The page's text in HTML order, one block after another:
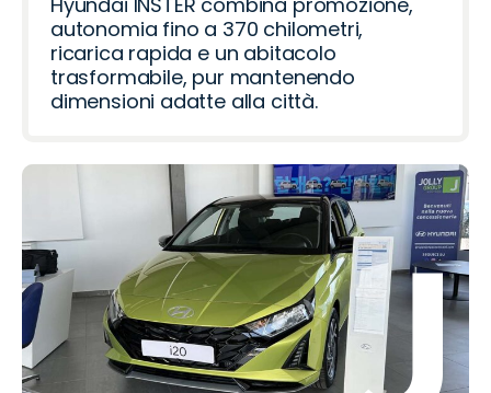
Hyundai Inster: la
piccola elettrica che
Autonomia fino a 370
km
Hyundai INSTER combina promozione,
autonomia fino a 370 chilometri,
ricarica rapida e un abitacolo
trasformabile, pur mantenendo
dimensioni adatte alla città.